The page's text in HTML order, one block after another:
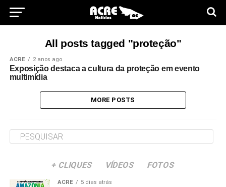
All posts tagged "proteção"
ACRE 2 anos ago
Exposição destaca a cultura da proteção em evento
multimídia
MORE POSTS
+ CLIQUES VÍDEOS FOTOS
ACRE 5 dias atrás